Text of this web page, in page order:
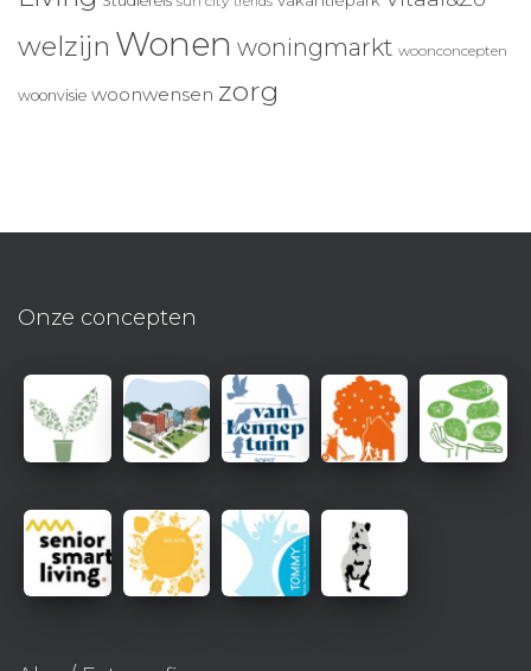
welzijn Wonen woningmarkt woonconcepten
woonvisie woonwensen zorg
Onze concepten